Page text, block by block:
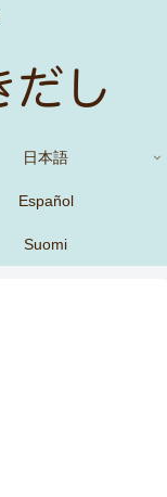
日本語
Español
Suomi